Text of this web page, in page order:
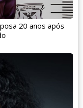
20 anos após